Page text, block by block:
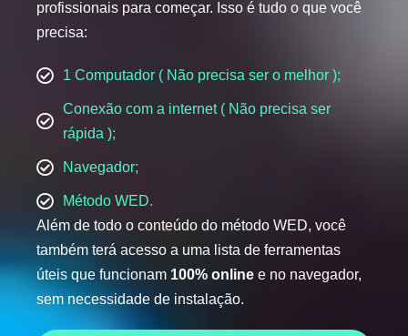
profissionais para começar. Isso é tudo o que você
precisa:
1 Computador ( Não precisa ser o melhor );
Conexão com a internet ( Não precisa ser
rápida );
Navegador;
Método WED.
Além de todo o conteúdo do método WED, você
também terá acesso a uma lista de ferramentas
úteis que funcionam 100% online e no navegador,
sem necessidade de instalação.